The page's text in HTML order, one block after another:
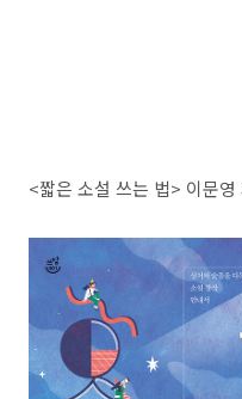
<짧은 소설 쓰는 법> 이문